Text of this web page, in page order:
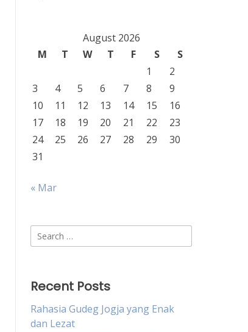
August 2026
M
T W T F S
S
1
2
3
4 5 6 7 8
9
10
11 12 13 14 15
16
17
18 19 20 21 22
23
24
25 26 27 28 29
30
31
« Mar
Search
for:
Recent Posts
Rahasia Gudeg Jogja yang Enak
dan Lezat